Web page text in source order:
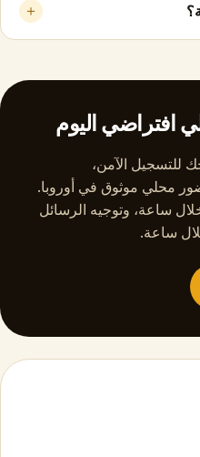
＋
افتراضي اليوم
للتسجيل الآمن،
محلي موثوق في أوروبا.
ساعة، وتوجيه الرسائل
ساعة.